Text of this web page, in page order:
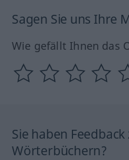
Sagen Sie uns Ihre
Wie gefällt Ihnen das
Sie haben
Wörterbüchern?